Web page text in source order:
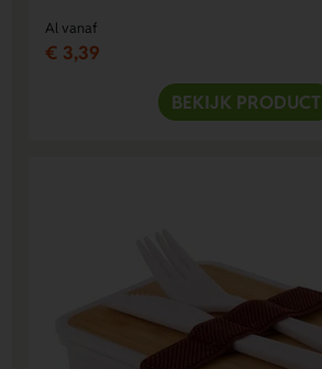
Al vanaf
€ 3,39
BEKIJK PRODUCT